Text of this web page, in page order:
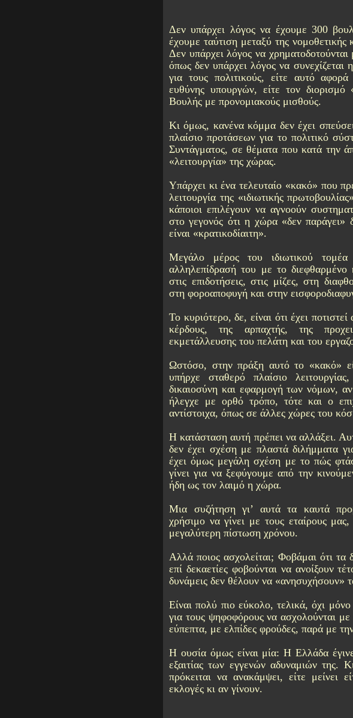
Δεν υπάρχει λόγος να έχουμε 300
έχουμε ταύτιση μεταξύ της νομοθετικής
Δεν υπάρχει λόγος να
όπως δεν υπάρχει λόγος να συνεχίζεται
για τους πολιτικούς, είτε αυτό
ευθύνης υπουργών, είτε τον
Βουλής με προνομιακούς μισθούς.
Κι όμως, κανένα κόμμα δεν έχει
πλαίσιο προτάσεων για το πολιτικό
Συντάγματος, σε θέματα που κατά την
«λειτουργία» της χώρας.
Υπάρχει κι ένα τελευταίο «κακό» που
λειτουργία της «ιδιωτικής
κάποιοι επιλέγουν να αγνοούν
στο γεγονός ότι η χώρα «δεν παράγει»
είναι «κρατικοδίαιτη».
Μεγάλο μέρος του ιδιωτικού
αλληλεπίδρασή του με το
στις επιδοτήσεις, στις μίζες, στη
στη φοροαποφυγή και στην
Το κυριότερο, δε, είναι ότι έχει
κέρδους, της αρπαχτής, της
εκμετάλλευσης του πελάτη και του
Ωστόσο, στην πράξη αυτό το «κακό»
υπήρχε σταθερό πλαίσιο
δικαιοσύνη και εφαρμογή των νόμων,
ήλεγχε με ορθό τρόπο, τότε και ο
αντίστοιχα, όπως σε άλλες χώρες του
Η κατάσταση αυτή πρέπει να αλλάξει.
δεν έχει σχέση με πλαστά διλήμματα
έχει όμως μεγάλη σχέση με το πώς
γίνει για να ξεφύγουμε από την
ήδη ως τον λαιμό η χώρα.
Μια συζήτηση γι’ αυτά τα καυτά
χρήσιμο να γίνει με τους εταίρους
μεγαλύτερη πίστωση χρόνου.
Αλλά ποιος ασχολείται; Φοβάμαι ότι
επί δεκαετίες φοβούνται να ανοίξουν
δυνάμεις δεν θέλουν να «ανησυχήσουν»
Είναι πολύ πιο εύκολο, τελικά, όχι
για τους ψηφοφόρους να ασχολούνται
εύπεπτα, με ελπίδες φρούδες, παρά με
Η ουσία όμως είναι μία: Η Ελλάδα
εξαιτίας των εγγενών αδυναμιών της.
πρόκειται να ανακάμψει, είτε μείνει
εκλογές κι αν γίνουν.